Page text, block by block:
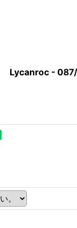
Lycanroc -